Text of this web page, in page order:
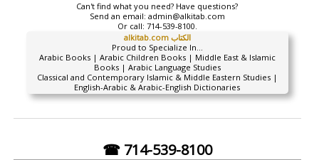
Can't find what you need? Have questions?
Send an email: admin@alkitab.com
Or call: 714-539-8100.
alkitab.com الكتاب
Proud to Specialize In...
Arabic Books | Arabic Children Books | Middle East & Islamic
Books | Arabic Language Studies
Classical and Contemporary Islamic & Middle Eastern Studies |
English-Arabic & Arabic-English Dictionaries
☎ 714-539-8100